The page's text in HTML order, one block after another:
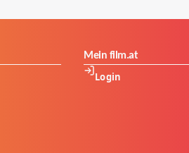
Mein film.at
Login